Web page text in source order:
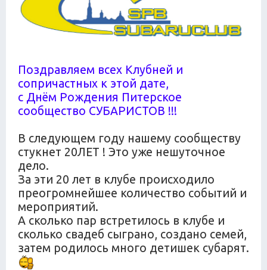
Поздравляем всех Клубней и
сопричастных к этой дате,
с Днём Рождения Питерское
сообщество СУБАРИСТОВ !!!
В следующем году нашему сообществу
стукнет 20ЛЕТ ! Это уже нешуточное
дело.
За эти 20 лет в клубе происходило
преогромнейшее количество событий и
мероприятий.
А сколько пар встретилось в клубе и
сколько свадеб сыграно, создано семей,
затем родилось много детишек субарят.